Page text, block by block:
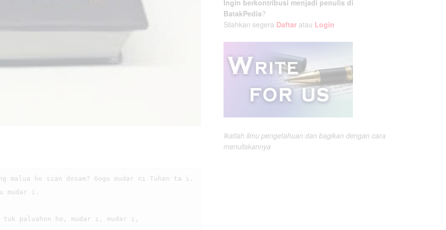
mudar i.
Ingin berkontribusi menjadi penulis di
BatakPedia?
Silahkan segera Daftar atau Login
Ikatlah ilmu pengetahuan dan bagikan dengan cara
menuliskannya